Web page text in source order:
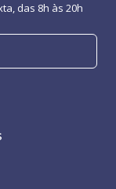
das 8h às 20h